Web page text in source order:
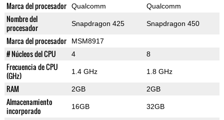
Marca del procesador Qualcomm Qualcomm
Nombre del
procesador
Snapdragon 425 Snapdragon 450
Marca del procesador MSM8917
# Núcleos del CPU 4 8
Frecuencia de CPU
(GHz)
1.4 GHz 1.8 GHz
RAM 2GB 2GB
Almacenamiento
incorporado
16GB 32GB